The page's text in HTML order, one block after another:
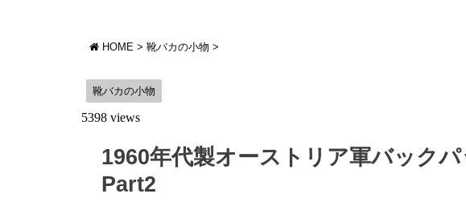
HOME > 靴バカの小物 >
靴バカの小物
5398 views
1960年代製オーストリア軍バック
Part2